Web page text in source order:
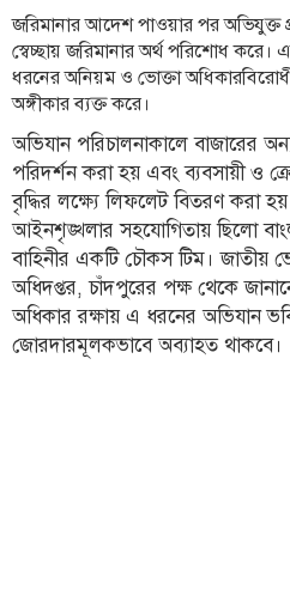
ধর্ম
শিশু-
ক্যাম্পাস
সাহিত্য
ও
সংস্কৃতি
নারী
ও
জরিমানার আদেশ পাওয়ার পর অভিযুক্ত
স্বেচ্ছায় জরিমানার অর্থ পরিশোধ
ধরনের অনিয়ম ও ভোক্তা
অঙ্গীকার ব্যক্ত করে।
অভিযান পরিচালনাকালে বাজারের
পরিদর্শন করা হয় এবং ব্যবসায়ী ও
বৃদ্ধির লক্ষ্যে লিফলেট বিতরণ করা
আইনশৃঙ্খলার সহযোগিতায় ছিলো
বাহিনীর একটি চৌকস টিম। জাতীয়
অধিদপ্তর, চাঁদপুরের পক্ষ থেকে
অধিকার রক্ষায় এ ধরনের অভিযান
জোরদারমূলকভাবে অব্যাহত থাকবে।